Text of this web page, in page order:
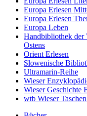
Europa Erlesen
Europa Erlesen
Europa Leben
Handbibliothek der
Ostens
Orient Erlesen
Slowenische
Ultramarin-Reihe
Wieser
Wieser Geschichte
wtb Wieser